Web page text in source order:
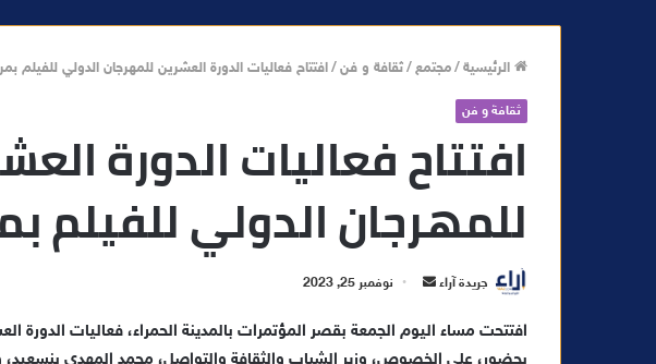
الرئيسية/مجتمع/ثقافة و فن/افتتاح فعاليات الدورة العشرين للمهرجان الدولي للفيلم
ثقافة و فن
افتتاح فعاليات الدورة
للمهرجان الدولي للفيلم
جريدة آراء
س
نوفمبر 25, 2023
افتتحت مساء اليوم الجمعة بقصر المؤتمرات بالمدينة الحمراء، فعاليات الدورة